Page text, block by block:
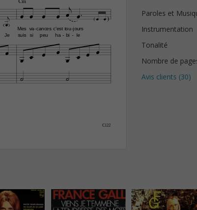
Je
Mes
suis
va
si
cances
peu
-
c'est
ha
tou
bi
-
jours
le
-
-
 
        
        
 
C122
Paroles et
Instrumentation
Tonalité
Nombre de
Avis clients (30)